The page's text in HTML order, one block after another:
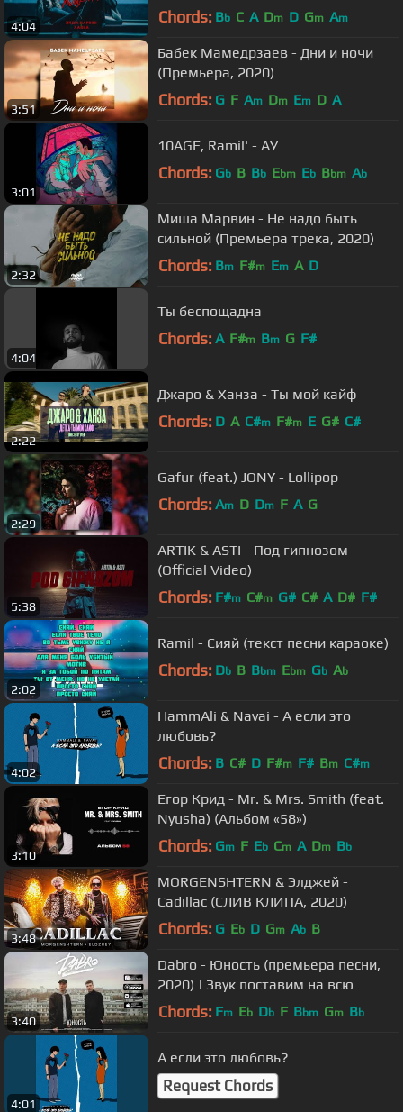
4:04
клипа, 2020)
Chords: Bb C A Dm D Gm Am
3:51
Бабек Мамедрзаев - Дни и ночи
(Премьера, 2020)
Chords: G F Am Dm Em D A
3:01
10AGE, Ramil' - АУ
Chords: Gb B Bb Ebm Eb Bbm Ab
2:32
Миша Марвин - Не надо быть
сильной (Премьера трека, 2020)
Chords: Bm F#m Em A D
4:04
Ты беспощадна
Chords: A F#m Bm G F#
2:22
Джаро & Ханза - Ты мой кайф
Chords: D A C#m F#m E G# C#
2:29
Gafur (feat.) JONY - Lollipop
Chords: Am D Dm F A G
5:38
ARTIK & ASTI - Под гипнозом
(Official Video)
Chords: F#m C#m G# C# A D# F#
2:02
Ramil - Сияй (текст песни караоке)
Chords: Db B Bbm Ebm Gb Ab
4:02
HammAli & Navai - А если это
любовь?
Chords: B C# D F#m F# Bm C#m
3:10
Егор Крид - Mr. & Mrs. Smith (feat.
Nyusha) (Альбом «58»)
Chords: Gm F Eb Cm A Dm Bb
3:48
MORGENSHTERN & Элджей -
Cadillac (СЛИВ КЛИПА, 2020)
Chords: G Eb D Gm Ab B
3:40
Dabro - Юность (премьера песни,
2020) | Звук поставим на всю
Chords: Fm Eb Db F Bbm Gm Bb
4:01
А если это любовь?
Request Chords